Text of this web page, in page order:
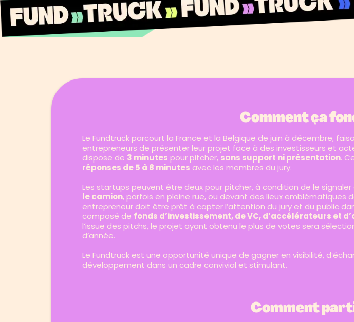
Comment ça
Le Fundtruck parcourt la France et la Belgique de juin à décembre,
entrepreneurs de présenter leur projet face à des investisseurs et
dispose de 3 minutes pour pitcher, sans support ni présentation.
réponses de 5 à 8 minutes avec les membres du jury.
Les startups peuvent être deux pour pitcher, à condition de le
le camion, parfois en pleine rue, ou devant des lieux emblématiques
entrepreneur doit être prêt à capter l’attention du jury et du public
composé de fonds d’investissement, de VC, d’accélérateurs et
l’issue des pitchs, le projet ayant obtenu le plus de votes sera
d’année.
Le Fundtruck est une opportunité unique de gagner en visibilité,
développement dans un cadre convivial et stimulant.
Comment